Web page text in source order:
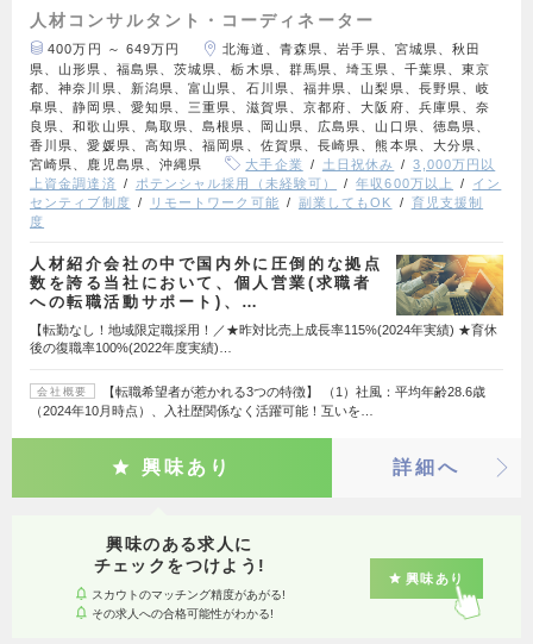
人材コンサルタント・コーディネーター
400万円 ～ 649万円
北海道、青森県、岩手県、宮城県、秋田
県、山形県、福島県、茨城県、栃木県、群馬県、埼玉県、千葉県、東京
都、神奈川県、新潟県、富山県、石川県、福井県、山梨県、長野県、岐
阜県、静岡県、愛知県、三重県、滋賀県、京都府、大阪府、兵庫県、奈
良県、和歌山県、鳥取県、島根県、岡山県、広島県、山口県、徳島県、
香川県、愛媛県、高知県、福岡県、佐賀県、長崎県、熊本県、大分県、
宮崎県、鹿児島県、沖縄県
大手企業 土日祝休み
3,000万円以
上資金調達済
ポテンシャル採用（未経験可） 年収600万以上
イン
センティブ制度
リモートワーク可能 副業してもOK
育児支援制
度
人材紹介会社の中で国内外に圧倒的な拠点
数を誇る当社において、個人営業(求職者
への転職活動サポート)、…
【転勤なし！地域限定職採用！／★昨対比売上成長率115%(2024年実績) ★育休
後の復職率100%(2022年度実績)…
会社概要
【転職希望者が惹かれる3つの特徴】 （1）社風：平均年齢28.6歳
（2024年10月時点）、入社歴関係なく活躍可能！互いを…
興味あり 詳細へ
興味のある求人に
チェックをつけよう!
スカウトのマッチング精度があがる!
その求人への合格可能性がわかる!
興味あり